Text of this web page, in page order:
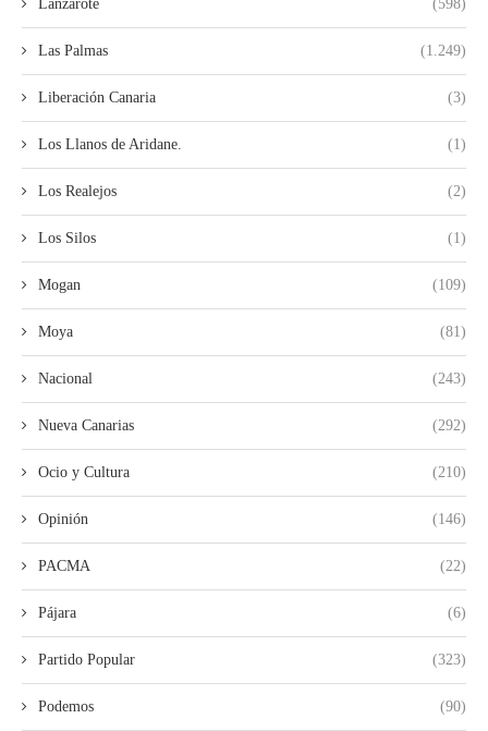
Lanzarote (598)
Las Palmas (1.249)
Liberación Canaria (3)
Los Llanos de Aridane. (1)
Los Realejos (2)
Los Silos (1)
Mogan (109)
Moya (81)
Nacional (243)
Nueva Canarias (292)
Ocio y Cultura (210)
Opinión (146)
PACMA (22)
Pájara (6)
Partido Popular (323)
Podemos (90)